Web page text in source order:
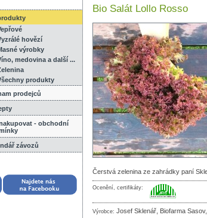
hovězí
výrobky
medovina a další ...
produkty
prodejců
- obchodní
závozů
Bio Salát Lollo Rosso
Čerstvá zelenina ze zahrádky paní
Ocenění, certifikáty:
Výrobce: Josef Sklenář, Biofarma